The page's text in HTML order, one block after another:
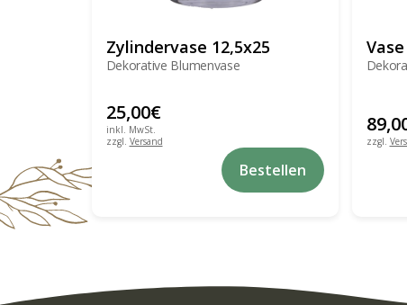
Zylindervase 12,5x25
Dekorative Blumenvase
25,00€
inkl. MwSt.
zzgl. Versand
Bestellen
zzgl.